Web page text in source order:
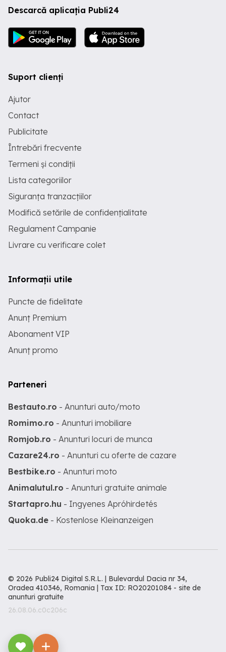
Descarcă aplicația Publi24
Suport clienți
Ajutor
Contact
Publicitate
Întrebări frecvente
Termeni și condiții
Lista categoriilor
Siguranța tranzacțiilor
Modifică setările de confidențialitate
Regulament Campanie
Livrare cu verificare colet
Informații utile
Puncte de fidelitate
Anunț Premium
Abonament VIP
Anunț promo
Parteneri
Bestauto.ro - Anunturi auto/moto
Romimo.ro - Anunturi imobiliare
Romjob.ro - Anunturi locuri de munca
Cazare24.ro - Anunturi cu oferte de cazare
Bestbike.ro - Anunturi moto
Animalutul.ro - Anunturi gratuite animale
Startapro.hu - Ingyenes Apróhirdetés
Quoka.de - Kostenlose Kleinanzeigen
© 2026 Publi24 Digital S.R.L. | Bulevardul Dacia nr 34,
Oradea 410346, Romania | Tax ID: RO20201084 - site de
anunturi gratuite
26.08.06.c0c206c